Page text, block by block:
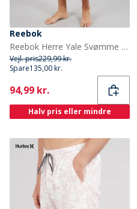
Reebok
Reebok Herre Yale Svømme Shorts Aqua
Vejl. pris229,99 kr.
Spare135,00 kr.
Current
94,99 kr.
Halv pris eller mindre